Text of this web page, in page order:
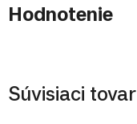
Hodnotenie
Súvisiaci tovar